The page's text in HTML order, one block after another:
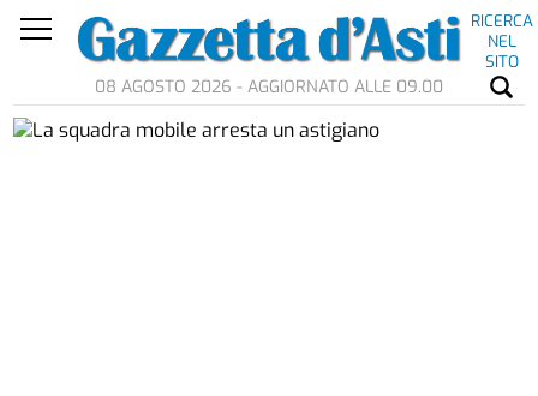
RICERCA
NEL
SITO
08 AGOSTO 2026 - AGGIORNATO ALLE 09.00